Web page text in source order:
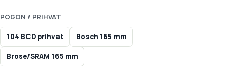
POGON / PRIHVAT
104 BCD prihvat Bosch 165 mm
Brose/SRAM 165 mm